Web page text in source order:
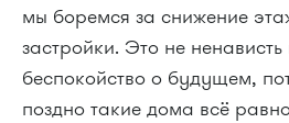
мы боремся за снижение
застройки. Это не
беспокойство о будущем,
поздно такие дома всё